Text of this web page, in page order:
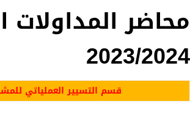
محاضر المداولات
2023/2024
قسم التسيير العملياتي